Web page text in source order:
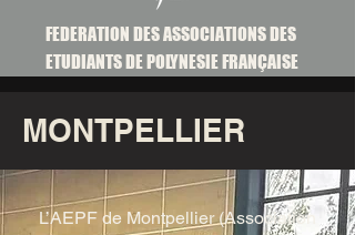
FEDERATION DES ASSOCIATIONS DES
ETUDIANTS DE POLYNESIE FRANÇAISE
MONTPELLIER
L’AEPF de Montpellier (Association